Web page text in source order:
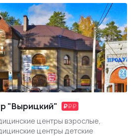
"Вырицкий"
центры взрослые,
центры детские